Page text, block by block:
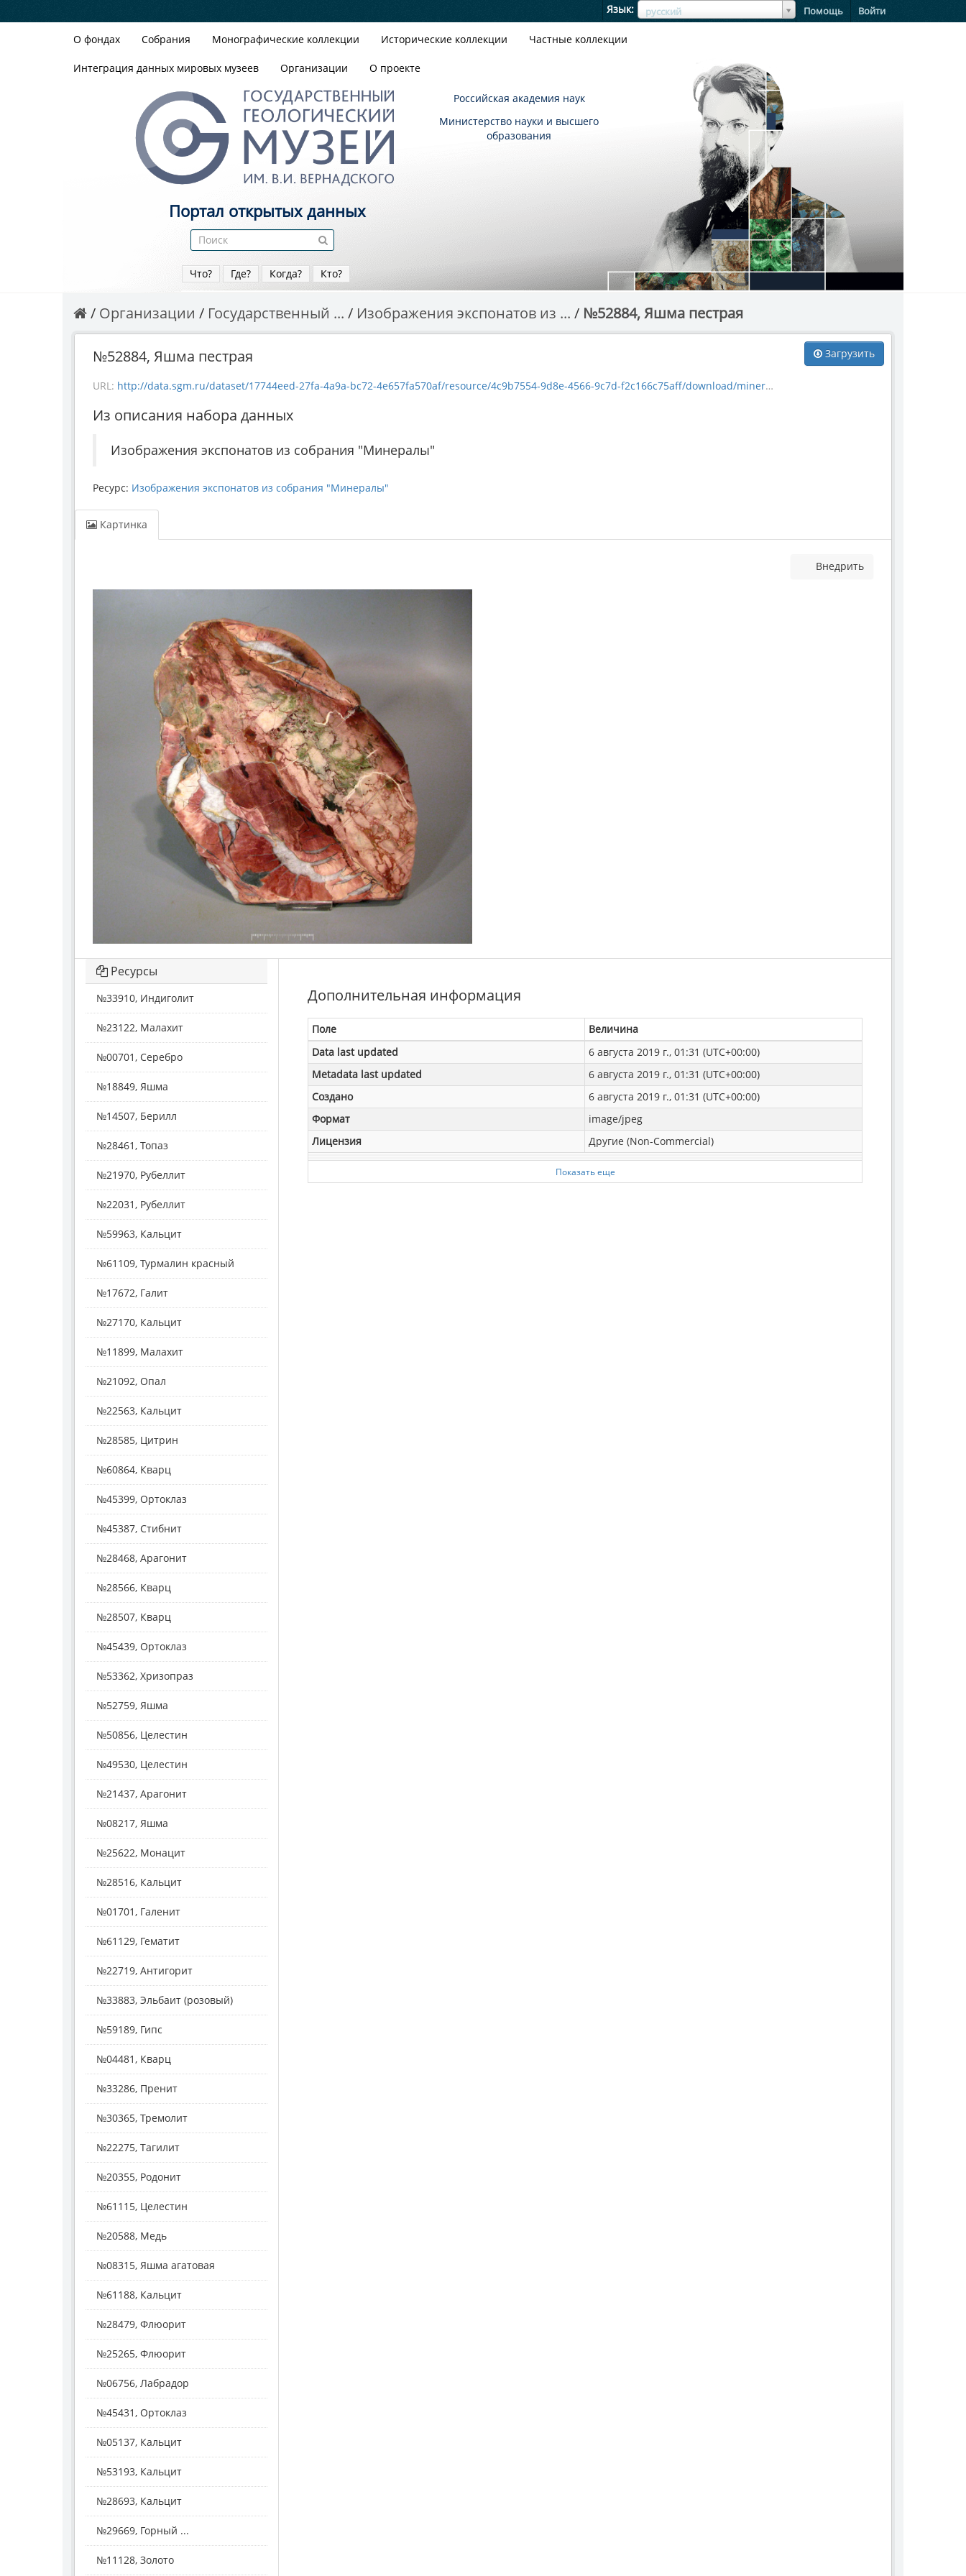
Язык русский
ЯзыкЯзык Помощь Войти
О фондах Собрания Монографические коллекции Исторические коллекции Частные коллекции
Интеграция данных мировых музеев Организации О проекте
Российская академия наук
Министерство науки и высшего
образования
Портал открытых данных
Что? Где? Когда? Кто?
Организации Государственный ... Изображения экспонатов из ... №52884, Яшма пестрая
Загрузить
№52884, Яшма пестрая
URL: http://data.sgm.ru/dataset/17744eed-27fa-4a9a-bc72-4e657fa570af/resource/4c9b7554-9d8e-4566-9c7d-f2c166c75aff/download/mineral_52884.jpg
Из описания набора данных
Изображения экспонатов из собрания "Минералы"
Ресурс: Изображения экспонатов из собрания "Минералы"
Картинка
Внедрить
Дополнительная информация
Поле
Величина
Data last updated
6 августа 2019 г., 01:31 (UTC+00:00)
Metadata last updated
6 августа 2019 г., 01:31 (UTC+00:00)
Создано
6 августа 2019 г., 01:31 (UTC+00:00)
Формат
image/jpeg
Лицензия
Другие (Non-Commercial)
Показать еще
Ресурсы
№33910, Индиголит
№23122, Малахит
№00701, Серебро
№18849, Яшма
№14507, Берилл
№28461, Топаз
№21970, Рубеллит
№22031, Рубеллит
№59963, Кальцит
№61109, Турмалин красный
№17672, Галит
№27170, Кальцит
№11899, Малахит
№21092, Опал
№22563, Кальцит
№28585, Цитрин
№60864, Кварц
№45399, Ортоклаз
№45387, Стибнит
№28468, Арагонит
№28566, Кварц
№28507, Кварц
№45439, Ортоклаз
№53362, Хризопраз
№52759, Яшма
№50856, Целестин
№49530, Целестин
№21437, Арагонит
№08217, Яшма
№25622, Монацит
№28516, Кальцит
№01701, Галенит
№61129, Гематит
№22719, Антигорит
№33883, Эльбаит (розовый)
№59189, Гипс
№04481, Кварц
№33286, Пренит
№30365, Тремолит
№22275, Тагилит
№20355, Родонит
№61115, Целестин
№20588, Медь
№08315, Яшма агатовая
№61188, Кальцит
№28479, Флюорит
№25265, Флюорит
№06756, Лабрадор
№45431, Ортоклаз
№05137, Кальцит
№53193, Кальцит
№28693, Кальцит
№29669, Горный ...
№11128, Золото